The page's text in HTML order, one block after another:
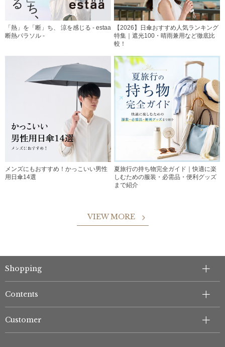
「熱」を「断」ち、 涼を感じる - estaa
断熱パラソル -
【2026】日傘おすすめ人気ランキング
特集｜遮光100・晴雨兼用など徹底比
較！
メンズにもおすすめ！かっこいい男性
用日傘14選
夏旅行の持ち物完全ガイド｜快適に楽
しむための服装・必需品・便利グッズ
まで紹介
VIEW MORE
Shopping
Contents
Customer